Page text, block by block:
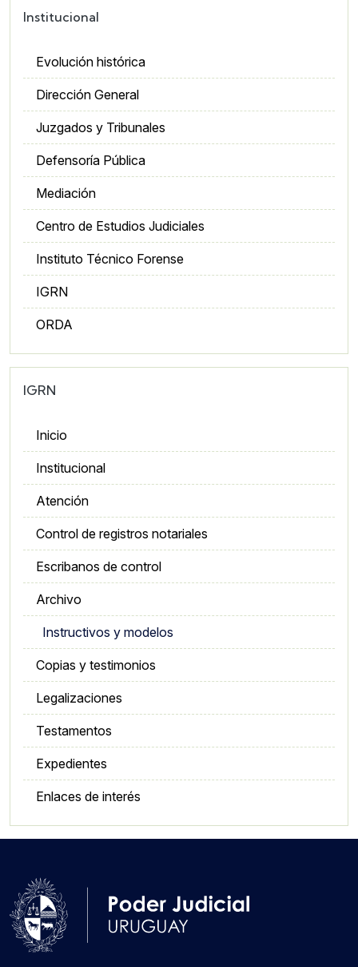
Institucional
Evolución histórica
Dirección General
Juzgados y Tribunales
Defensoría Pública
Mediación
Centro de Estudios Judiciales
Instituto Técnico Forense
IGRN
ORDA
IGRN
Inicio
Institucional
Atención
Control de registros notariales
Escribanos de control
Archivo
Instructivos y modelos
Copias y testimonios
Legalizaciones
Testamentos
Expedientes
Enlaces de interés